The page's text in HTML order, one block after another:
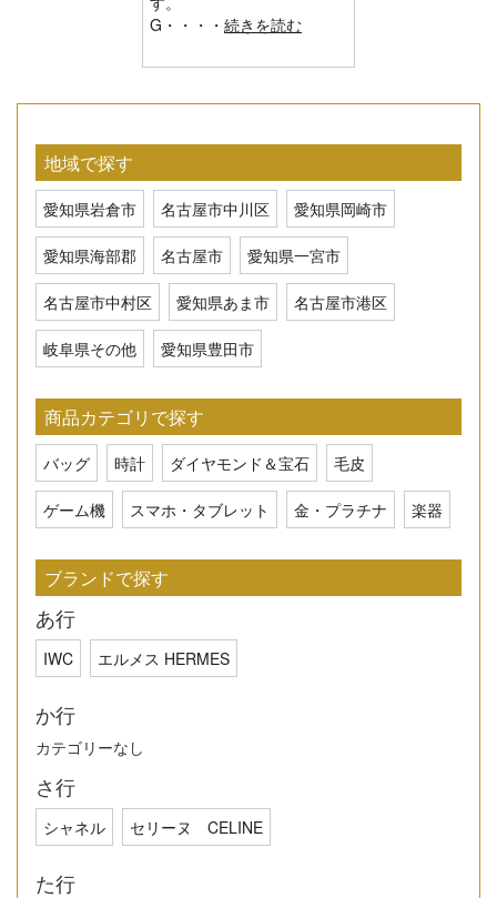
G・・・・続きを読む
地域で探す
愛知県岩倉市 名古屋市中川区 愛知県岡崎市
愛知県海部郡 名古屋市 愛知県一宮市
名古屋市中村区 愛知県あま市 名古屋市港区
岐阜県その他 愛知県豊田市
商品カテゴリで探す
バッグ 時計 ダイヤモンド＆宝石 毛皮
ゲーム機 スマホ・タブレット 金・プラチナ 楽器
ブランドで探す
あ行
IWC エルメス HERMES
か行
カテゴリーなし
さ行
シャネル セリーヌ CELINE
た行